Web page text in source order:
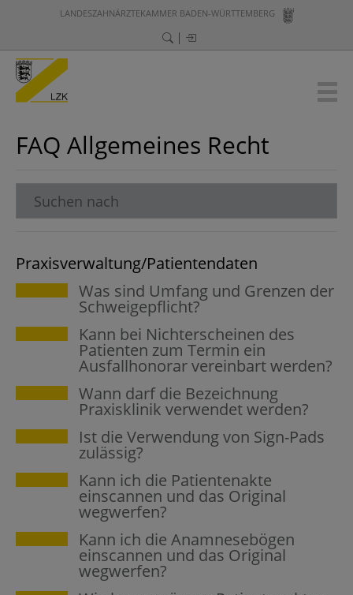
LANDESZAHNÄRZTEKAMMER BADEN-WÜRTTEMBERG
FAQ Allgemeines Recht
Praxisverwaltung/Patientendaten
Was sind Umfang und Grenzen der
Schweigepflicht?
Kann bei Nichterscheinen des
Patienten zum Termin ein
Ausfallhonorar vereinbart werden?
Wann darf die Bezeichnung
Praxisklinik verwendet werden?
Ist die Verwendung von Sign-Pads
zulässig?
Kann ich die Patientenakte
einscannen und das Original
wegwerfen?
Kann ich die Anamnesebögen
einscannen und das Original
wegwerfen?